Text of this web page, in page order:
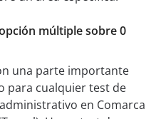
múltiple sobre 0
una parte importante
para cualquier test de
en Comarca